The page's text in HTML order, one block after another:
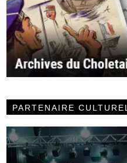
PARTENAIRE CULTUREL